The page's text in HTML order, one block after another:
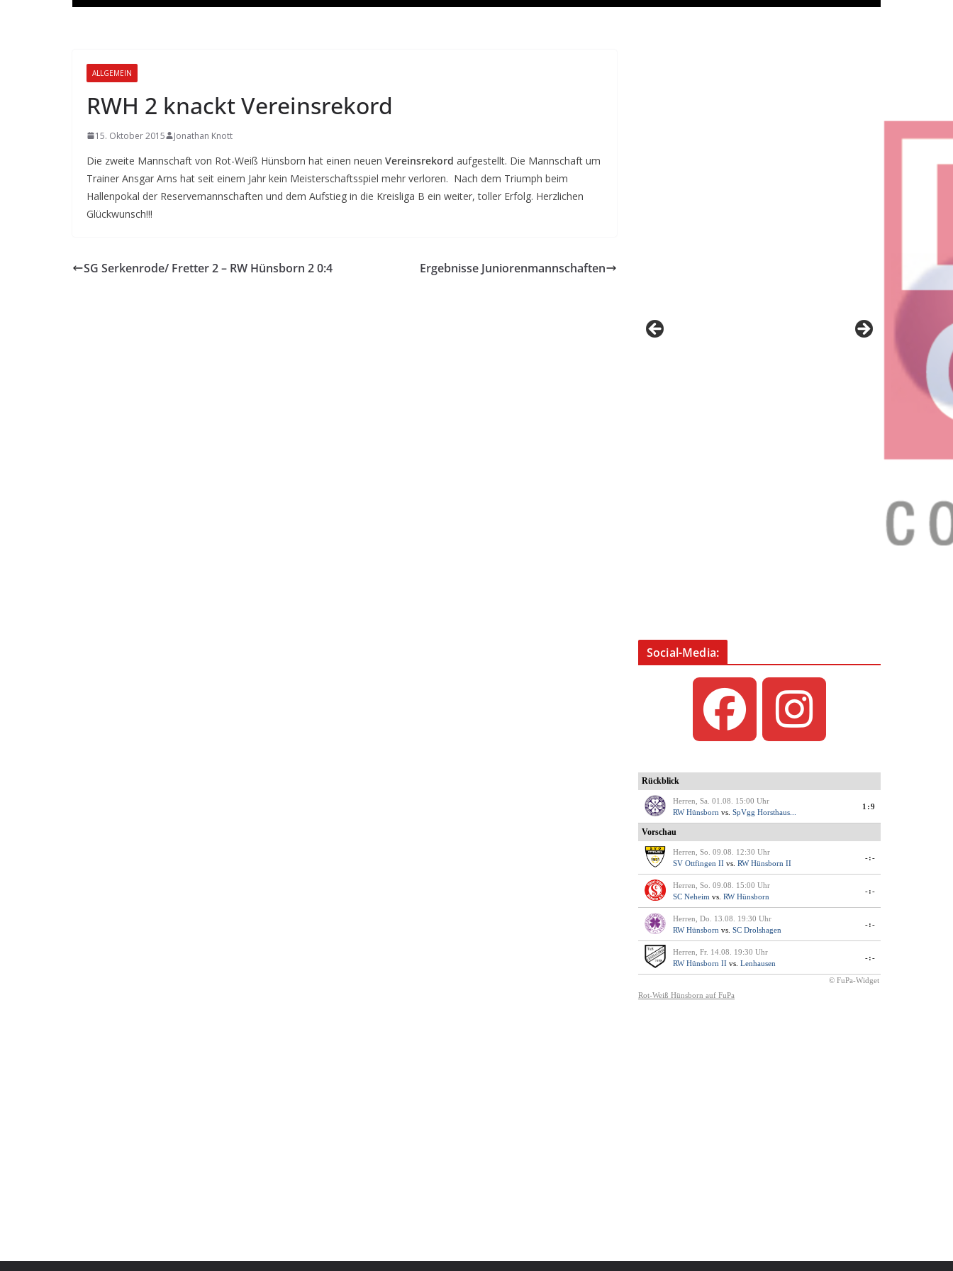
ALLGEMEIN
RWH 2 knackt Vereinsrekord
15. Oktober 2015 Jonathan Knott
Die zweite Mannschaft von Rot-Weiß Hünsborn hat einen neuen Vereinsrekord aufgestellt. Die Mannschaft um
Trainer Ansgar Arns hat seit einem Jahr kein Meisterschaftsspiel mehr verloren. Nach dem Triumph beim
Hallenpokal der Reservemannschaften und dem Aufstieg in die Kreisliga B ein weiter, toller Erfolg. Herzlichen
Glückwunsch!!!
SG Serkenrode/ Fretter 2 – RW Hünsborn 2 0:4 Ergebnisse Juniorenmannschaften
Social-Media: